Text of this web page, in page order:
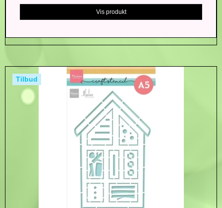
Vis produkt
Tilbud